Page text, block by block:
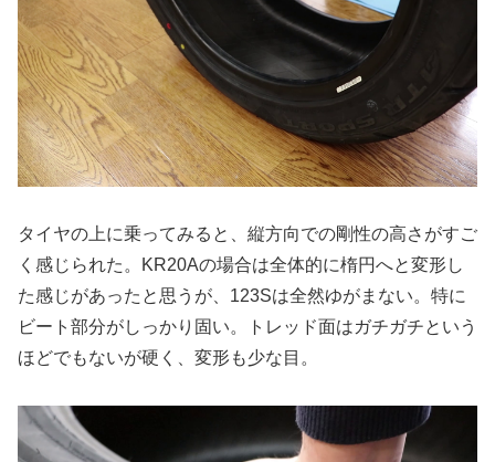
タイヤの上に乗ってみると、縦方向での剛性の高さがすご
く感じられた。KR20Aの場合は全体的に楕円へと変形し
た感じがあったと思うが、123Sは全然ゆがまない。特に
ビート部分がしっかり固い。トレッド面はガチガチという
ほどでもないが硬く、変形も少な目。